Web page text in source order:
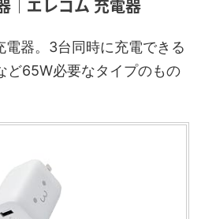
｜エレコム 充電器
電器。3台同時に充電できる
ど65W必要なタイプのもの